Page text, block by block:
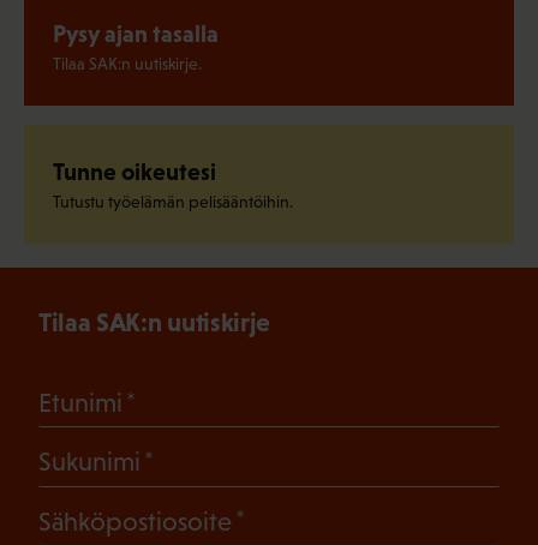
Pysy ajan tasalla
Tilaa SAK:n uutiskirje.
Tunne oikeutesi
Tutustu työelämän pelisääntöihin.
Tilaa SAK:n uutiskirje
Etunimi
Sukunimi
Sähköpostiosoite